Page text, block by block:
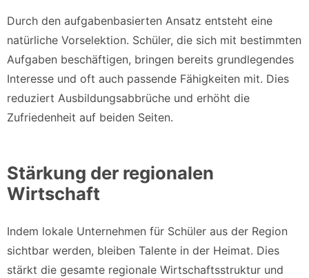
Durch den aufgabenbasierten Ansatz entsteht eine
natürliche Vorselektion. Schüler, die sich mit bestimmten
Aufgaben beschäftigen, bringen bereits grundlegendes
Interesse und oft auch passende Fähigkeiten mit. Dies
reduziert Ausbildungsabbrüche und erhöht die
Zufriedenheit auf beiden Seiten.
Stärkung der regionalen
Wirtschaft
Indem lokale Unternehmen für Schüler aus der Region
sichtbar werden, bleiben Talente in der Heimat. Dies
stärkt die gesamte regionale Wirtschaftsstruktur und